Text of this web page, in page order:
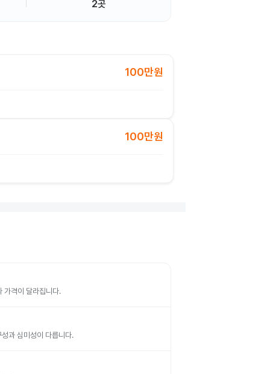
2곳
100만원
100만원
가격이 달라집니다.
과 심미성이 다릅니다.